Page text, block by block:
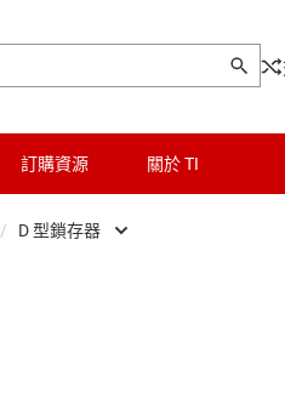
訂購資源 關於 TI
/ D 型鎖存器